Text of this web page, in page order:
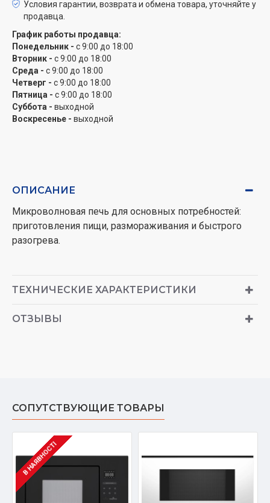
Условия гарантии, возврата и обмена товара, уточняйте у
продавца.
График работы продавца:
Понедельник - с 9:00 до 18:00
Вторник - с 9:00 до 18:00
Среда - с 9:00 до 18:00
Четверг - с 9:00 до 18:00
Пятница - с 9:00 до 18:00
Суббота - выходной
Воскресенье - выходной
ОПИСАНИЕ
Микроволновая печь для основных потребностей:
приготовления пищи, размораживания и быстрого
разогрева.
ТЕХНИЧЕСКИЕ ХАРАКТЕРИСТИКИ
ОТЗЫВЫ
СОПУТСТВУЮЩИЕ ТОВАРЫ
В НАЯВНОСТІ